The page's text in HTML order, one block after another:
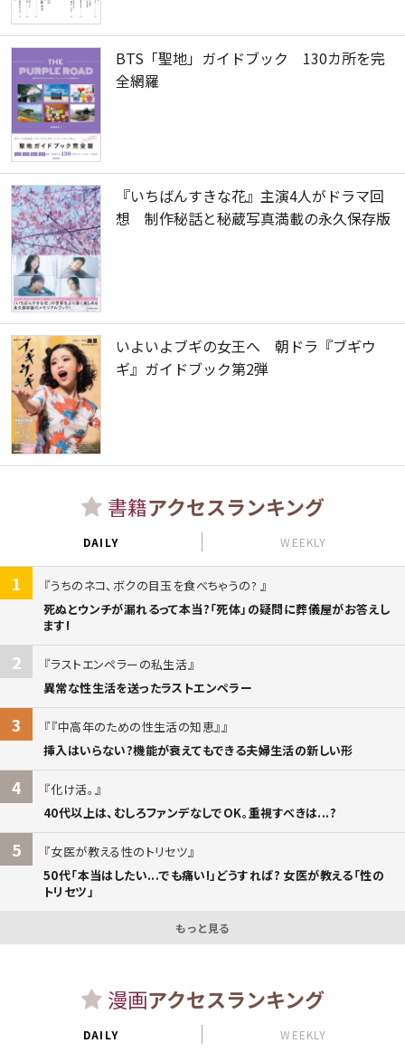
BTS「聖地」ガイドブック 130カ所を完
全網羅
『いちばんすきな花』主演4人がドラマ回
想 制作秘話と秘蔵写真満載の永久保存版
いよいよブギの女王へ 朝ドラ『ブギウ
ギ』ガイドブック第2弾
書籍アクセスランキング
DAILY WEEKLY
1
うちのネコ、ボクの目玉を食べちゃうの?
死ぬとウンチが漏れるって本当?「死体」の疑問に葬儀屋がお答えし
ます!
2
ラストエンペラーの私生活
異常な性生活を送ったラストエンペラー
3
『中高年のための性生活の知恵』
挿入はいらない?機能が衰えてもできる夫婦生活の新しい形
4
化け活。
40代以上は、むしろファンデなしでOK。重視すべきは...?
5
女医が教える性のトリセツ
50代「本当はしたい...でも痛い!」どうすれば? 女医が教える「性の
トリセツ」
もっと見る
漫画アクセスランキング
DAILY WEEKLY